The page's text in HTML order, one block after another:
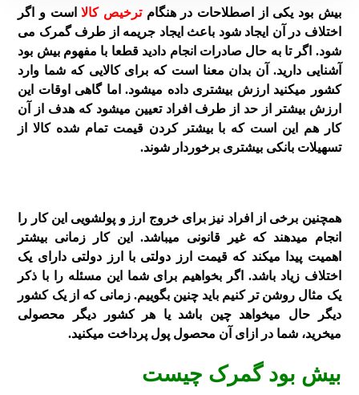
بیش بود یکی از اصطلاحات در هنگامترخیص کالااست و اگر
اختلاف در آن ایجاد شود باعث ایجاد جریمه از طرف گمرک می
شود. اگر تا به حال صادرات انجام دادید قطعا با مفهوم بیش بود
آشنایی دارید. آن بدان معنا است که برای کالایی که شما وارد
کشور میکنید ارزش بیشتری داده میشود. اما گاهی اوقات این
ارزش بیشتر از حد از طرف افراد تعیین میشود که هدف از آن
کار هم این است که با بیشتر کردن قیمت تمام شده کالا از
تسهیلات بانکی بیشتری برخوردار شوند.
همچنین برخی از افراد نیز برای خروج ارز و پولشویی این کار را
انجام میدهند که غیر قانونی میباشد. این کار زمانی بیشتر
اهمیت پیدا میکند که قیمت ارز دولتی با ارز دولتی دارای یک
اختلاف زیاد باشد. اگر بخواهیم برای شما این مسئله را با ذکر
یک مثال روشن تر کنیم باید چنین بگوییم. زمانی که از یک کشور
دیگر حال میخواهد چین باشد یا هر کشور دیگر محصولی
میخرید، شما در ازای آن محصول پول پرداخت میکنید.
بیش بود گمرک چیست